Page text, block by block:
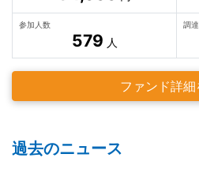
参加人数
579 人
調
ファンド詳細
過去のニュース